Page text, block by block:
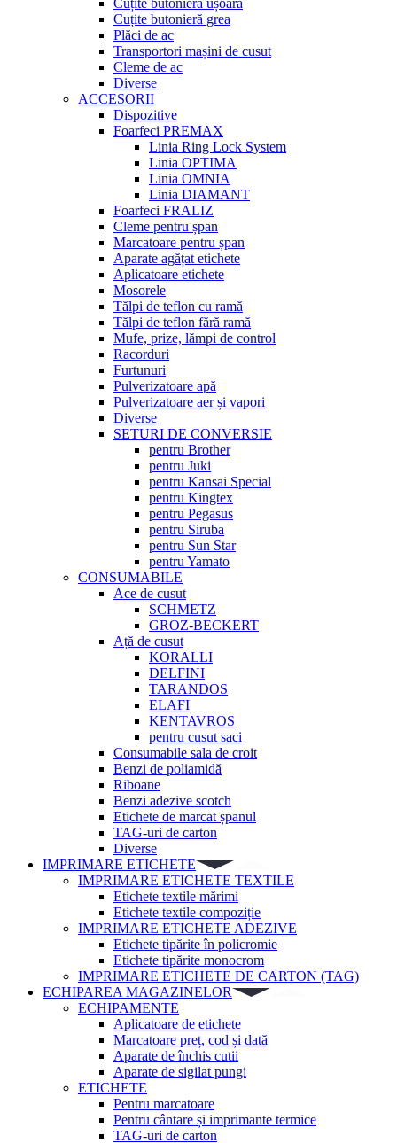
Cuțite butonieră ușoară
Cuțite butonieră grea
Plăci de ac
Transportori mașini de cusut
Cleme de ac
Diverse
ACCESORII
Dispozitive
Foarfeci PREMAX
Linia Ring Lock System
Linia OPTIMA
Linia OMNIA
Linia DIAMANT
Foarfeci FRALIZ
Cleme pentru șpan
Marcatoare pentru șpan
Aparate agățat etichete
Aplicatoare etichete
Mosorele
Tălpi de teflon cu ramă
Tălpi de teflon fără ramă
Mufe, prize, lămpi de control
Racorduri
Furtunuri
Pulverizatoare apă
Pulverizatoare aer și vapori
Diverse
SETURI DE CONVERSIE
pentru Brother
pentru Juki
pentru Kansai Special
pentru Kingtex
pentru Pegasus
pentru Siruba
pentru Sun Star
pentru Yamato
CONSUMABILE
Ace de cusut
SCHMETZ
GROZ-BECKERT
Ață de cusut
KORALLI
DELFINI
TARANDOS
ELAFI
KENTAVROS
pentru cusut saci
Consumabile sala de croit
Benzi de poliamidă
Riboane
Benzi adezive scotch
Etichete de marcat șpanul
TAG-uri de carton
Diverse
IMPRIMARE ETICHETE
IMPRIMARE ETICHETE TEXTILE
Etichete textile mărimi
Etichete textile compoziție
IMPRIMARE ETICHETE ADEZIVE
Etichete tipărite în policromie
Etichete tipărite monocrom
IMPRIMARE ETICHETE DE CARTON (TAG)
ECHIPAREA MAGAZINELOR
ECHIPAMENTE
Aplicatoare de etichete
Marcatoare preț, cod și dată
Aparate de închis cutii
Aparate de sigilat pungi
ETICHETE
Pentru marcatoare
Pentru cântare și imprimante termice
TAG-uri de carton